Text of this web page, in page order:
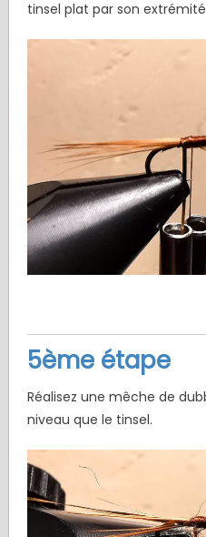
tinsel plat par son
5ème étape
Réalisez une mêche de
niveau que le tinsel.